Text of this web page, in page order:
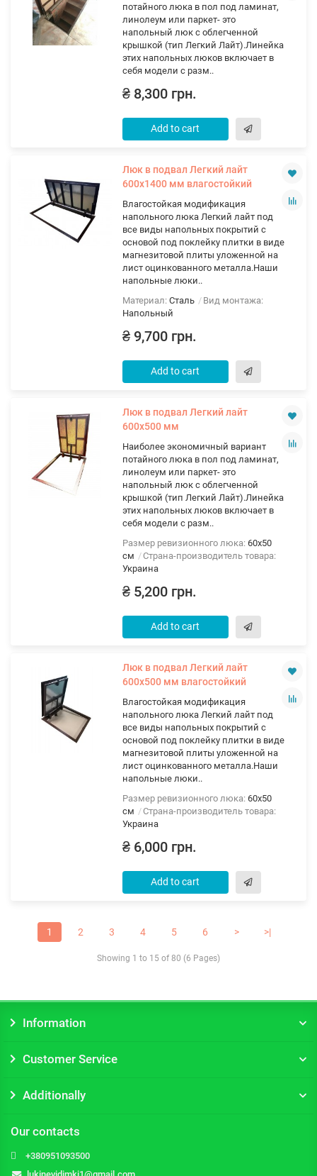
потайного люка в пол под ламинат,
линолеум или паркет- это
напольный люк с облегченной
крышкой (тип Легкий Лайт).Линейка
этих напольных люков включает в
себя модели с разм..
₴ 8,300 грн.
Add to cart
Люк в подвал Легкий лайт
600х1400 мм влагостойкий
Влагостойкая модификация
напольного люка Легкий лайт под
все виды напольных покрытий с
основой под поклейку плитки в виде
магнезитовой плиты уложенной на
лист оцинкованного металла.Наши
напольные люки..
Материал: Сталь
Вид монтажа:
Напольный
₴ 9,700 грн.
Add to cart
Люк в подвал Легкий лайт
600х500 мм
Наиболее экономичный вариант
потайного люка в пол под ламинат,
линолеум или паркет- это
напольный люк с облегченной
крышкой (тип Легкий Лайт).Линейка
этих напольных люков включает в
себя модели с разм..
Размер ревизионного люка: 60х50
см
Страна-производитель товара:
Украина
₴ 5,200 грн.
Add to cart
Люк в подвал Легкий лайт
600х500 мм влагостойкий
Влагостойкая модификация
напольного люка Легкий лайт под
все виды напольных покрытий с
основой под поклейку плитки в виде
магнезитовой плиты уложенной на
лист оцинкованного металла.Наши
напольные люки..
Размер ревизионного люка: 60х50
см
Страна-производитель товара:
Украина
₴ 6,000 грн.
Add to cart
1 2 3 4 5 6 > >|
Showing 1 to 15 of 80 (6 Pages)
Information
Customer Service
Additionally
Our contacts
+380951093500